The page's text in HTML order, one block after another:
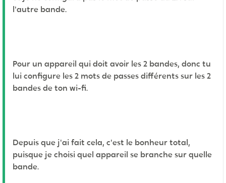
l'autre bande.
Pour un appareil qui doit avoir les 2 bandes, donc tu
lui configure les 2 mots de passes différents sur les 2
bandes de ton wi-fi.
Depuis que j'ai fait cela, c'est le bonheur total,
puisque je choisi quel appareil se branche sur quelle
bande.